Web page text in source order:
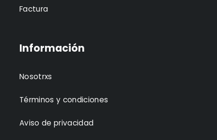
Factura
Información
Nosotrxs
Términos y condiciones
Aviso de privacidad